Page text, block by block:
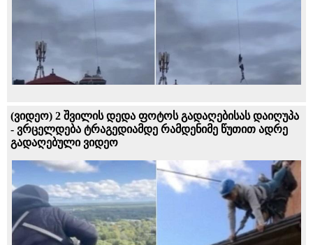
(ვიდეო) 2 შვილის დედა ფოტოს გადაღებისას დაიღუპა
- ვრცელდება ტრაგედიამდე რამდენიმე წუთით ადრე
გადაღებული ვიდეო